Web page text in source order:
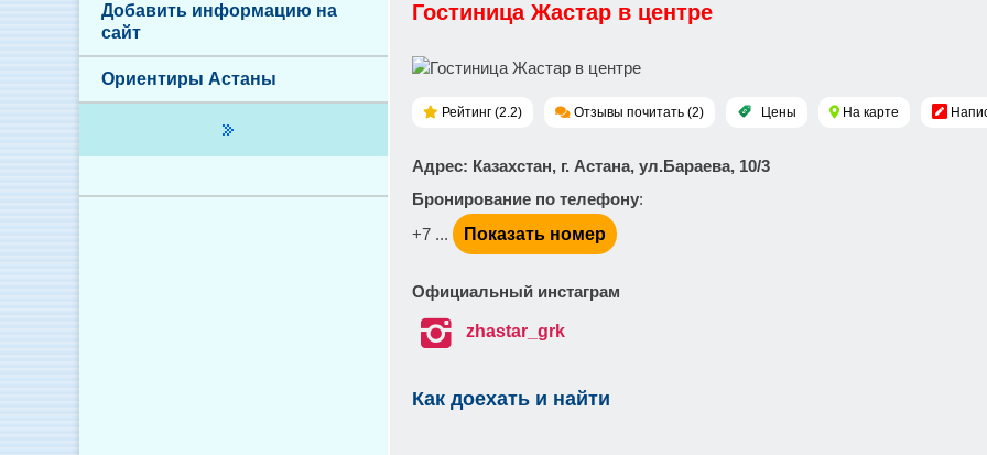
Гостиница Жастар в центре
Рейтинг (2.2) Отзывы почитать (2) Цены На карте
Адрес: Казахстан, г. Астана, ул.Бараева, 10/3
Бронирование по телефону:
+7 ...
Показать номер
Официальный инстаграм
 zhastar_grk
Как доехать и найти
Добавить информацию на
сайт
Ориентиры Астаны